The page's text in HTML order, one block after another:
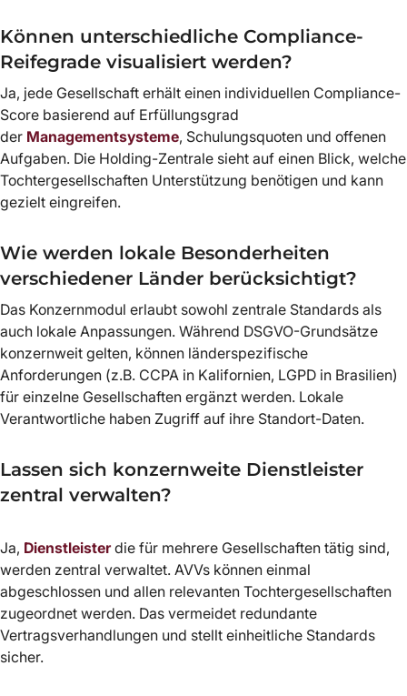
Können unterschiedliche Compliance-
Reifegrade visualisiert werden?
Ja, jede Gesellschaft erhält einen individuellen Compliance-
Score basierend auf Erfüllungsgrad
der Managementsysteme, Schulungsquoten und offenen
Aufgaben. Die Holding-Zentrale sieht auf einen Blick, welche
Tochtergesellschaften Unterstützung benötigen und kann
gezielt eingreifen.
Wie werden lokale Besonderheiten
verschiedener Länder berücksichtigt?
Das Konzernmodul erlaubt sowohl zentrale Standards als
auch lokale Anpassungen. Während DSGVO-Grundsätze
konzernweit gelten, können länderspezifische
Anforderungen (z.B. CCPA in Kalifornien, LGPD in Brasilien)
für einzelne Gesellschaften ergänzt werden. Lokale
Verantwortliche haben Zugriff auf ihre Standort-Daten.
Lassen sich konzernweite Dienstleister
zentral verwalten?
Ja, Dienstleisterdie für mehrere Gesellschaften tätig sind,
werden zentral verwaltet. AVVs können einmal
abgeschlossen und allen relevanten Tochtergesellschaften
zugeordnet werden. Das vermeidet redundante
Vertragsverhandlungen und stellt einheitliche Standards
sicher.